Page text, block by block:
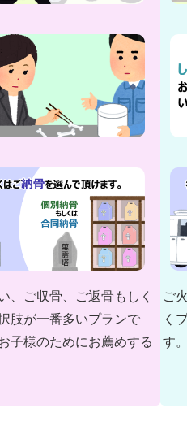
、ご収骨、ご返骨もしく
肢が一番多いプランで
子様のためにお薦めする
ご
く
す